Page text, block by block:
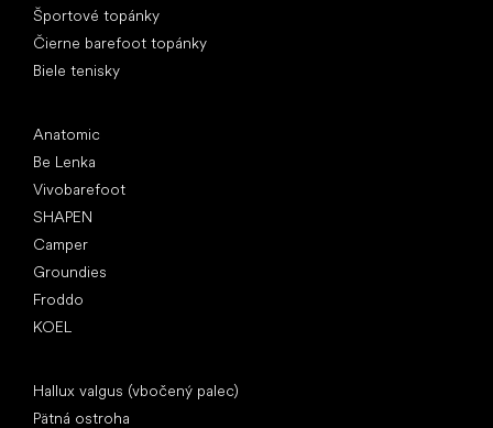
Športové topánky
Čierne barefoot topánky
Biele tenisky
Anatomic
Be Lenka
Vivobarefoot
SHAPEN
Camper
Groundies
Froddo
KOEL
Hallux valgus (vbočený palec)
Pätná ostroha